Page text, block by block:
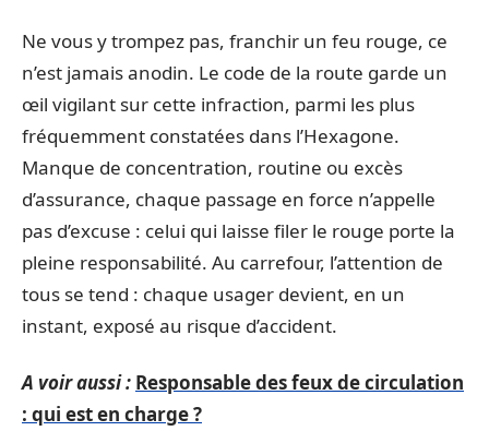
Ne vous y trompez pas, franchir un feu rouge, ce
n’est jamais anodin. Le code de la route garde un
œil vigilant sur cette infraction, parmi les plus
fréquemment constatées dans l’Hexagone.
Manque de concentration, routine ou excès
d’assurance, chaque passage en force n’appelle
pas d’excuse : celui qui laisse filer le rouge porte la
pleine responsabilité. Au carrefour, l’attention de
tous se tend : chaque usager devient, en un
instant, exposé au risque d’accident.
A voir aussi : Responsable des feux de circulation
: qui est en charge ?